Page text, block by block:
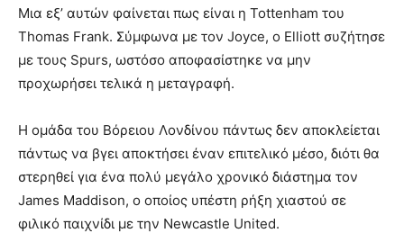
Μια εξ’ αυτών φαίνεται πως είναι η Tottenham του
Thomas Frank. Σύμφωνα με τον Joyce, ο Elliott συζήτησε
με τους Spurs, ωστόσο αποφασίστηκε να μην
προχωρήσει τελικά η μεταγραφή.
Η ομάδα του Βόρειου Λονδίνου πάντως δεν αποκλείεται
πάντως να βγει αποκτήσει έναν επιτελικό μέσο, διότι θα
στερηθεί για ένα πολύ μεγάλο χρονικό διάστημα τον
James Maddison, ο οποίος υπέστη ρήξη χιαστού σε
φιλικό παιχνίδι με την Newcastle United.